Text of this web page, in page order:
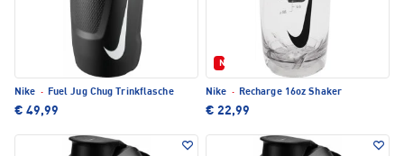
Nike · Fuel Jug Chug Trinkflasche
€ 49,99
Neu
Nike · Recharge 16oz Shaker
€ 22,99